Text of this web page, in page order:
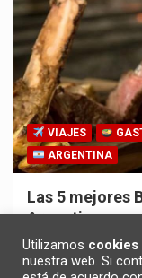
VIAJES
ARGENTINA
Las 5 mejores
Argentina
30/10/2025
Utilizamos cookies
nuestra web. Si